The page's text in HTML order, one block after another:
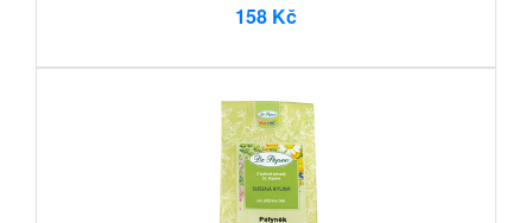
158 Kč